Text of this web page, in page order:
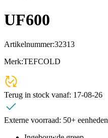
UF600
Artikelnummer:32313
Merk:TEFCOLD
Terug in stock vanaf: 17-08-26
Externe voorraad: 50+ eenheden